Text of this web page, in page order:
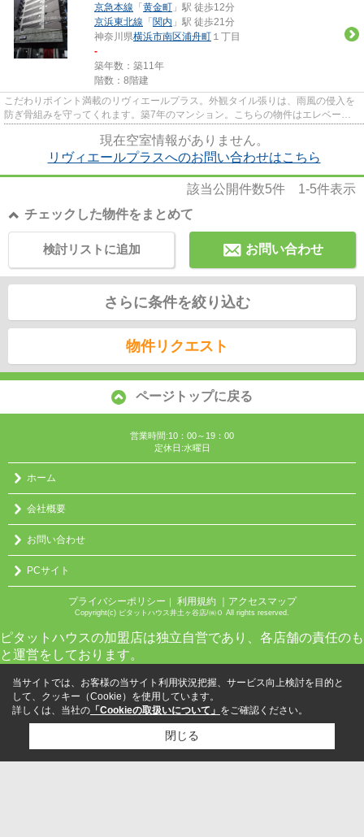
京急本線 「 黄金町 」駅 徒歩12分
京浜東北線 「 関内 」駅 徒歩21分
神奈川県横浜市南区浦舟町 １丁目
-
築年数：築11年
階数：8階建
こだわりポイント満載のリヴィエールプラス。外観タイル張りは、雨風の侵入を
防ぎ骨組みを守ってくれます。築7年のマンション。こちらの物件はエレベータ
現在空室情報がありません。
リヴィエールプラスへのお問い合わせはこちら
該当公開件数5件 1-5件表示
チェックした物件をまとめて
お問い合わせ
検討リストに追加
さらに条件を絞り込む
物件リクエスト
ページトップに戻る
営業時間:10：00～19：00
定休日:水曜日
ホーム
会社概要
お問い合わせ
PCサイト
プライバシーポリシー ｜ 利用規約 ｜アクセスマップ
Copyright(c) ピタットハウス井土ヶ谷店/㈱０ All rights reserved.
ピタットハウスの加盟店は独立自営であり、各店舗の責任のも
と運営をしております。
当サイトでは、お客様の当サイト利用状況把握、サービス向上検討を目的と
して、クッキー（Cookie）を使用しています。
詳しくは、当社の 「Cookieの取扱いについて」 をご確認ください。
閉じる